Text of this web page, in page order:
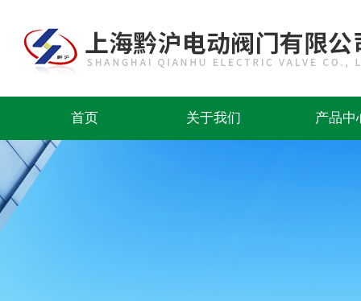
首页 关于我们 产品中